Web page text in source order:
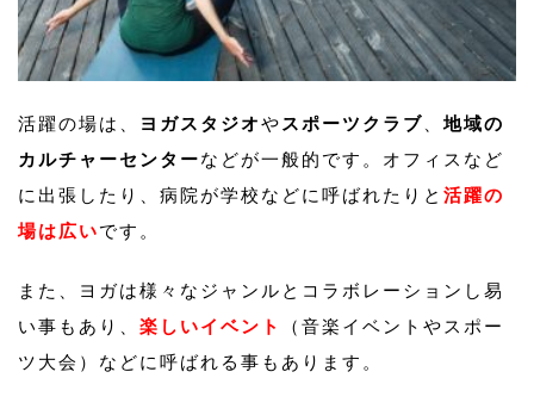
活躍の場は、 ヨガスタジオや スポーツクラブ 、地域の
カルチャーセンターなどが一般的です。オフィスなど
に出張したり、病院が学校などに呼ばれたりと 活躍の
場は広いです。
また、ヨガは様々なジャンルとコラボレーションし易
い事もあり、 楽しいイベント
（音楽イベントやスポー
ツ大会）などに呼ばれる事もあります。